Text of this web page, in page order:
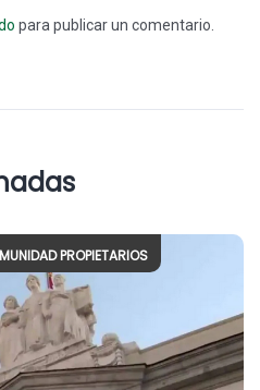
para publicar un comentario.
PROPIETARIOS